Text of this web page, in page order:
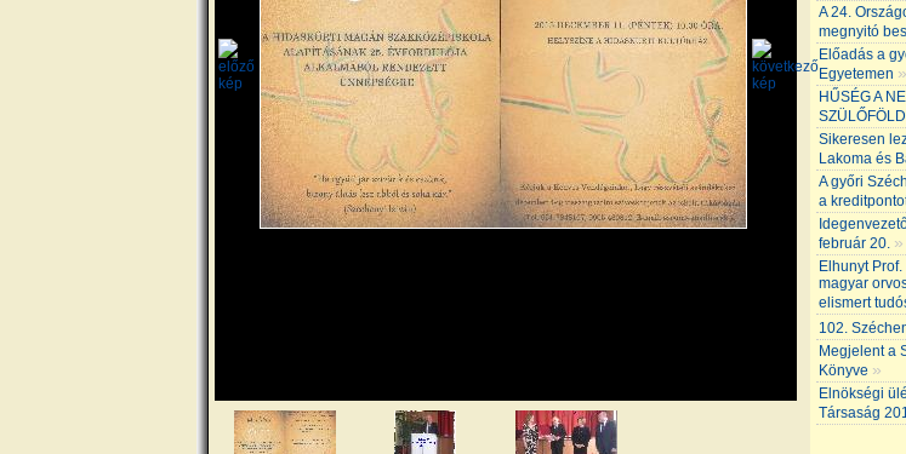
A 24.
megnyitó
Előadás a
Egyetemen »
HŰSÉG A
Sikeresen
Lakoma és
A győri
a
február 20. »
Elhunyt
magyar
elismert
102.
Megjelent a
Könyve »
Elnökségi
Társaság